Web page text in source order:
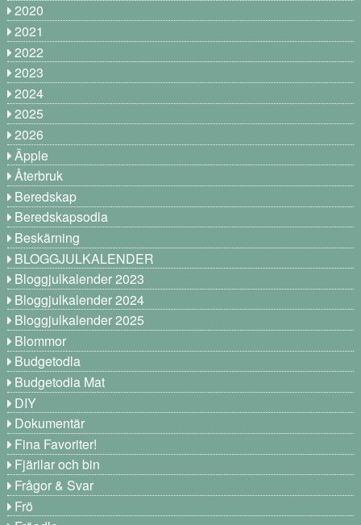
2020
2021
2022
2023
2024
2025
2026
Äpple
Återbruk
Beredskap
Beredskapsodla
Beskärning
BLOGGJULKALENDER
Bloggjulkalender 2023
Bloggjulkalender 2024
Bloggjulkalender 2025
Blommor
Budgetodla
Budgetodla Mat
DIY
Dokumentär
Fina Favoriter!
Fjärilar och bin
Frågor & Svar
Frö